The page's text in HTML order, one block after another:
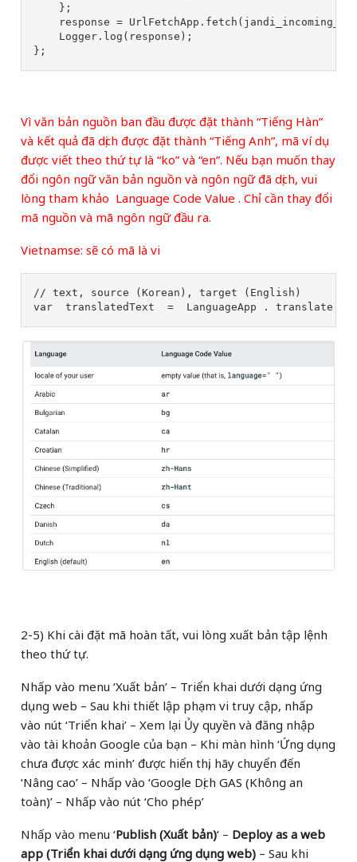
};
response
= UrlFetchApp . fetch (
Logger . log ( response );
};
Vì văn bản nguồn ban đầu được đặt thành “Tiếng Hàn”
và kết quả đã dịch được đặt thành “Tiếng Anh”, mã ví dụ
được viết theo thứ tự là “ko” và “en”. Nếu bạn muốn thay
đổi ngôn ngữ văn bản nguồn và ngôn ngữ đã dịch, vui
lòng tham khảo Language Code Value. Chỉ cần thay đổi
mã nguồn và mã ngôn ngữ đầu ra.
Vietnamse: sẽ có mã là vi
// text, source (Korean), target (English)
var
translatedText = LanguageApp . translate
2-5) Khi cài đặt mã hoàn tất, vui lòng xuất bản tập lệnh
theo thứ tự.
Nhấp vào menu ‘Xuất bản’ – Triển khai dưới dạng ứng
dụng web – Sau khi thiết lập phạm vi truy cập, nhấp
vào nút ‘Triển khai’ – Xem lại Ủy quyền và đăng nhập
vào tài khoản Google của bạn – Khi màn hình ‘Ứng dụng
chưa được xác minh’ được hiển thị, hãy chuyển đến
‘Nâng cao’ – Nhấp vào ‘Google Dịch GAS (Không an
toàn)’ – Nhấp vào nút ‘Cho phép’
Nhấp vào menu ‘Publish (Xuất bản)‘ – Deploy as a web
app (Triển khai dưới dạng ứng dụng web) – Sau khi